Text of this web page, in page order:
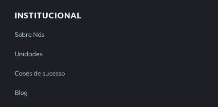
INSTITUCIONAL
Sobre Nós
Unidades
Cases de sucesso
Blog